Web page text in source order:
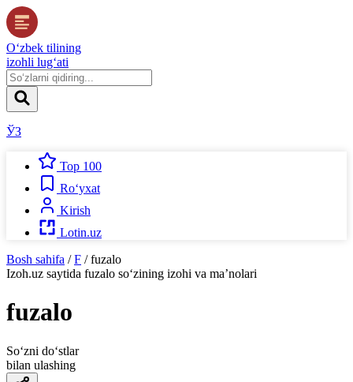
O‘zbek tilining
izohli lug‘ati
ЎЗ
Top 100
Ro‘yxat
Kirish
Lotin.uz
Bosh sahifa / F / fuzalo
Izoh.uz saytida fuzalo so‘zining izohi va ma’nolari
fuzalo
So‘zni do‘stlar
bilan ulashing